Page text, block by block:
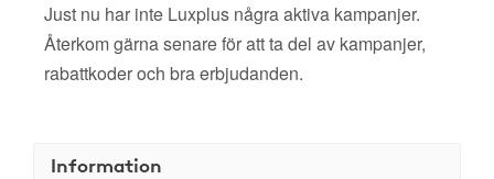
Just nu har inte Luxplus några aktiva kampanjer.
Återkom gärna senare för att ta del av kampanjer,
rabattkoder och bra erbjudanden.
Information